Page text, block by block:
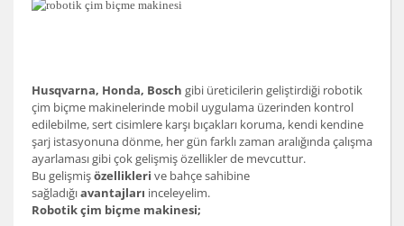
Husqvarna, Honda, Bosch gibi üreticilerin geliştirdiği robotik
çim biçme makinelerinde mobil uygulama üzerinden kontrol
edilebilme, sert cisimlere karşı bıçakları koruma, kendi kendine
şarj istasyonuna dönme, her gün farklı zaman aralığında çalışma
ayarlaması gibi çok gelişmiş özellikler de mevcuttur.
Bu gelişmişözellikleri ve bahçe sahibine
sağladığıavantajları inceleyelim.
Robotik çim biçme makinesi;